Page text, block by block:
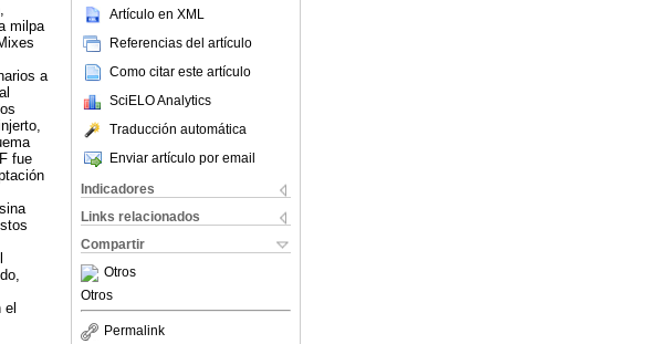
Artículo en XML
Referencias del artículo
Como citar este artículo
SciELO Analytics
Traducción automática
Enviar artículo por email
Indicadores
Links relacionados
Compartir
Otros
Otros
Permalink
milpa
a
fue